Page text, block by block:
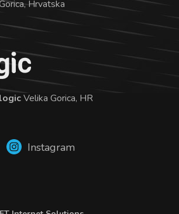
Hrvatska
Velika Gorica, HR
Instagram